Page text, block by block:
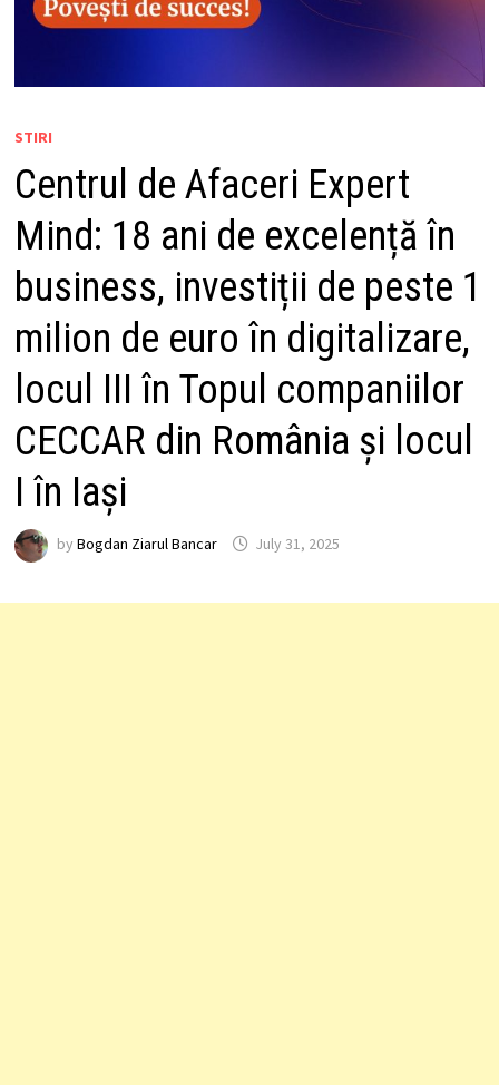
STIRI
Centrul de Afaceri Expert
Mind: 18 ani de excelență în
business, investiții de peste 1
milion de euro în digitalizare,
locul III în Topul companiilor
CECCAR din România și locul
I în Iași
by Bogdan Ziarul Bancar July 31, 2025